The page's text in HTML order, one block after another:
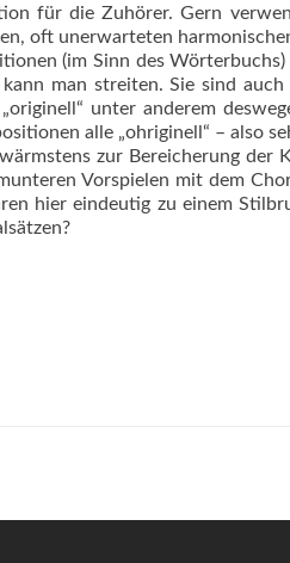
für die Zuhörer. Gern
oft unerwarteten
(im Sinn des Wörterbuchs)
man streiten. Sie sind
unter anderem
alle „ohriginell“ – also
zur Bereicherung der
Vorspielen mit dem
hier eindeutig zu einem